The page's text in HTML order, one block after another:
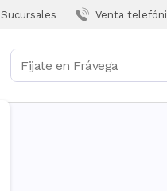
Sucursales Venta